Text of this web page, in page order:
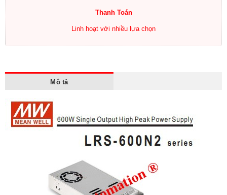
Thanh Toán
Linh hoạt với nhiều lựa chọn
Mô tả